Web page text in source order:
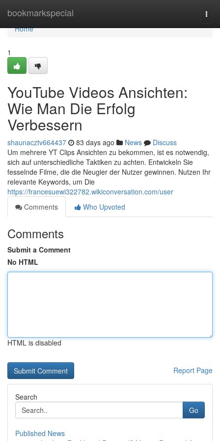
bookmarkspecial
Home
Home
1
YouTube Videos Ansichten:
Wie Man Die Erfolg
Verbessern
shaunacztv664437 83 days ago News
Discuss
Um mehrere YT Clips Ansichten zu bekommen, ist es notwendig,
sich auf unterschiedliche Taktiken zu achten. Entwickeln Sie
fesselnde Filme, die die Neugier der Nutzer gewinnen. Nutzen Ihr
relevante Keywords, um Die
https://francesuewi322782.wikiconversation.com/user
Comments
Who Upvoted
Comments
Submit a Comment
No HTML
HTML is disabled
Report Page
Search
Go
Published News